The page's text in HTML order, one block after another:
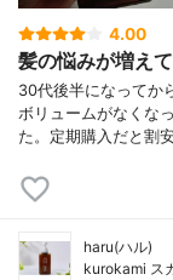
4.00
髪の悩みが増え
30代後半になってか
ボリュームがなくな
た。定期購入だと割
haru(ハル)
kurokami ス